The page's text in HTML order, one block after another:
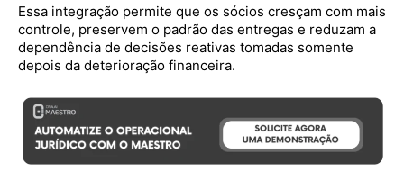
Essa integração permite que os sócios cresçam com mais
controle, preservem o padrão das entregas e reduzam a
dependência de decisões reativas tomadas somente
depois da deterioração financeira.